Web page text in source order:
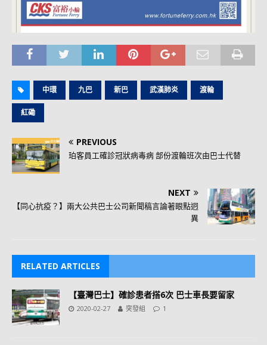
中環 九巴 新巴 武漢肺炎 渡輪
紅磡
PREVIOUS
珀客員工確診冠狀病毒病 部份渡輪班次由巴士代替
NEXT
【同心抗疫？】兩大公共巴士公司新聞稿言論著眼點迥
異
RELATED ARTICLES
【臺灣巴士】確診患者搭6次 巴士車長要留家
2020-02-27 突發組 1